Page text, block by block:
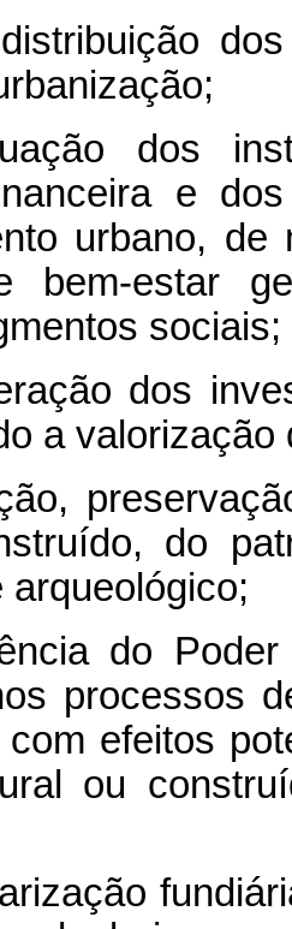
dos
e
urbano,
bem-estar
sociais;
dos
a valorização
do
do
processos
efeitos
ou